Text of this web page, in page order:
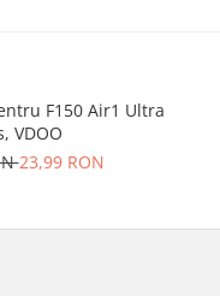
F150 Air1 Ultra
VDOO
23,99 RON